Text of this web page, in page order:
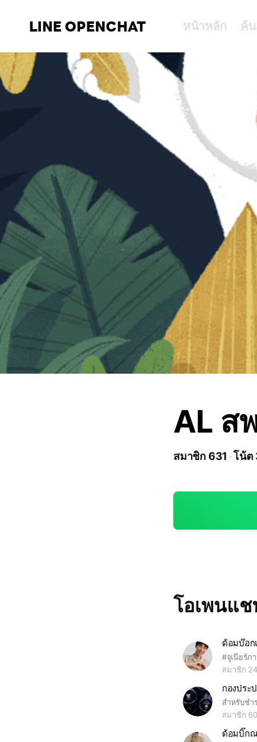
LINE OPENCHAT หน้าหลัก ค้
AL ส
สมาชิก 631 โน้ต
โอเพนแ
ด้อมบ๊อก
สมาชิก
กองประ
สำหรับชำ
สมาชิก 60
ด้อมบิ๊ก